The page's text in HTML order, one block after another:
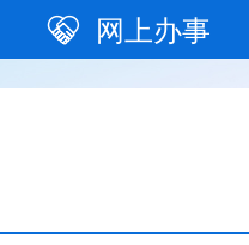
网上办事